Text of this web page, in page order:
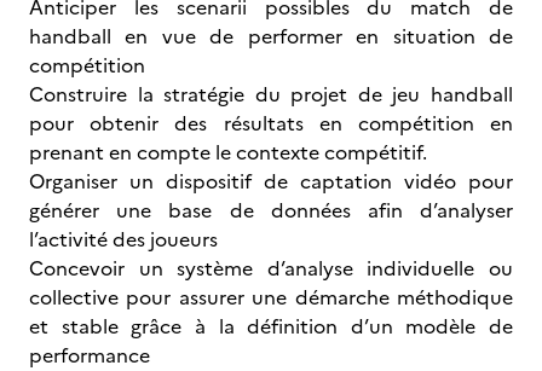
Anticiper les scenarii possibles du match de
handball en vue de performer en situation de
compétition
Construire la stratégie du projet de jeu handball
pour obtenir des résultats en compétition en
prenant en compte le contexte compétitif.
Organiser un dispositif de captation vidéo pour
générer une base de données afin d’analyser
l’activité des joueurs
Concevoir un système d’analyse individuelle ou
collective pour assurer une démarche méthodique
et stable grâce à la définition d’un modèle de
performance